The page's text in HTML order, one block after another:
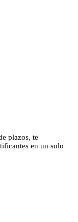
plazos, te
en un solo